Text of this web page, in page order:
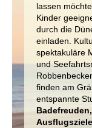
lassen
Kinder
durch die
einladen.
spektakuläre
und
finden am
entspannte